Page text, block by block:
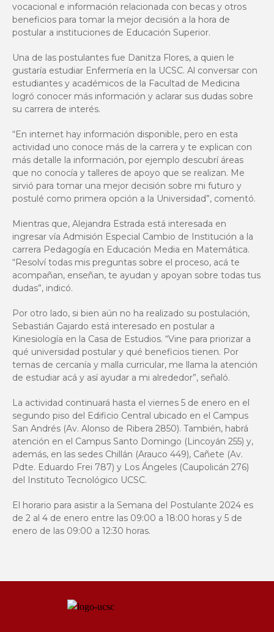
vocacional e información relacionada con becas y otros
beneficios para tomar la mejor decisión a la hora de
postular a instituciones de Educación Superior.
Una de las postulantes fue Danitza Flores, a quien le
gustaría estudiar Enfermería en la UCSC. Al conversar con
estudiantes y académicos de la Facultad de Medicina
logró conocer más información y aclarar sus dudas sobre
su carrera de interés.
“En internet hay información disponible, pero en esta
actividad uno conoce más de la carrera y te explican con
más detalle la información, por ejemplo descubrí áreas
que no conocía y talleres de apoyo que se realizan. Me
sirvió para tomar una mejor decisión sobre mi futuro y
postulé como primera opción a la Universidad”, comentó.
Mientras que, Alejandra Estrada está interesada en
ingresar vía Admisión Especial Cambio de Institución a la
carrera Pedagogía en Educación Media en Matemática.
“Resolví todas mis preguntas sobre el proceso, acá te
acompañan, enseñan, te ayudan y apoyan sobre todas tus
dudas”, indicó.
Por otro lado, si bien aún no ha realizado su postulación,
Sebastián Gajardo está interesado en postular a
Kinesiología en la Casa de Estudios. “Vine para priorizar a
qué universidad postular y qué beneficios tienen. Por
temas de cercanía y malla curricular, me llama la atención
de estudiar acá y así ayudar a mi alrededor”, señaló.
La actividad continuará hasta el viernes 5 de enero en el
segundo piso del Edificio Central ubicado en el Campus
San Andrés (Av. Alonso de Ribera 2850). También, habrá
atención en el Campus Santo Domingo (Lincoyán 255) y,
además, en las sedes Chillán (Arauco 449), Cañete (Av.
Pdte. Eduardo Frei 787) y Los Ángeles (Caupolicán 276)
del Instituto Tecnológico UCSC.
El horario para asistir a la Semana del Postulante 2024 es
de 2 al 4 de enero entre las 09:00 a 18:00 horas y 5 de
enero de las 09:00 a 12:30 horas.